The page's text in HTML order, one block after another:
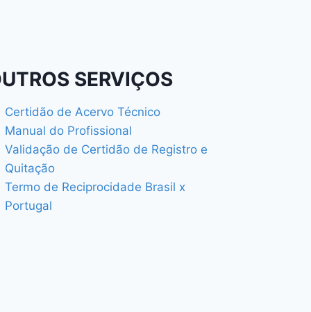
SERVIÇOS
Certidão de Acervo Técnico
Manual do Profissional
Validação de Certidão de Registro e
Quitação
Termo de Reciprocidade Brasil x
Portugal